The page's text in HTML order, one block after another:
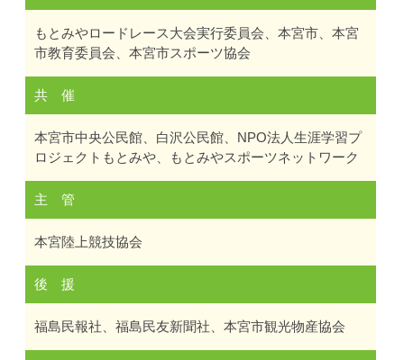
もとみやロードレース大会実行委員会、本宮市、本宮
市教育委員会、本宮市スポーツ協会
共 催
本宮市中央公民館、白沢公民館、NPO法人生涯学習プ
ロジェクトもとみや、もとみやスポーツネットワーク
主 管
本宮陸上競技協会
後 援
福島民報社、福島民友新聞社、本宮市観光物産協会